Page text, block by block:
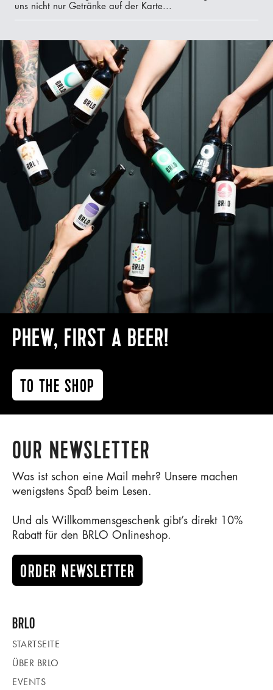
uns nicht nur Getränke auf der Karte...
PHEW, FIRST A BEER!
TO THE SHOP
OUR NEWSLETTER
Was ist schon eine Mail mehr? Unsere machen
wenigstens Spaß beim Lesen.
Und als Willkommensgeschenk gibt’s direkt 10%
Rabatt für den BRLO Onlineshop.
ORDER NEWSLETTER
BRLO
STARTSEITE
ÜBER BRLO
EVENTS